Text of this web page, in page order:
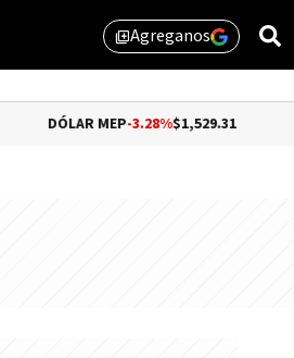
library_addAgreganos
-3.28%$1,529.31